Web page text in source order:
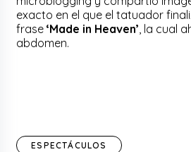
exacto en el que el tatuador
frase‘Made in Heaven’, la cual
abdomen.
ESPECTÁCULOS